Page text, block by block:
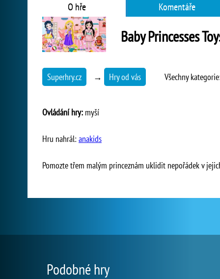
O hře Komentáře
Baby Princesses
Superhry.cz → Hry od vás Všechny
Ovládání hry: myší
Hru nahrál: anakids
Pomozte třem malým princeznám uklidit nepořádek v
Podobné hry